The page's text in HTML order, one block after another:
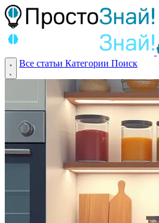
Все статьи Категории Поиск